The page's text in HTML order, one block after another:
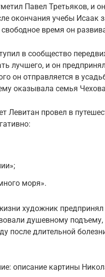
Павел Третьяков, и
окончания учебы Исаак
время он
в сообщество
лучшего, и он
он отправляется в
оказывала семья
Левитан провел в
моря».
художник
душевному
после длительной
описание картины